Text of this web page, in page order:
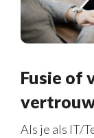
Fusie of
Als je als IT/